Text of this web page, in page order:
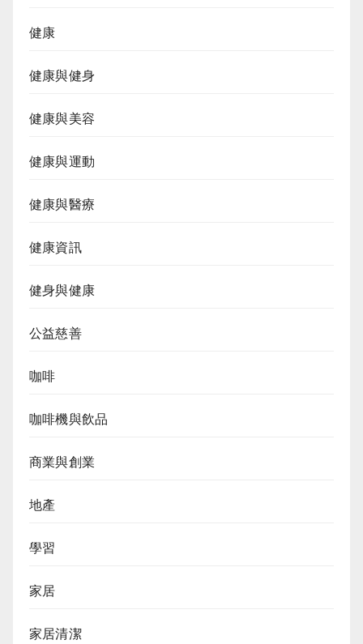
健康
健康與健身
健康與美容
健康與運動
健康與醫療
健康資訊
健身與健康
公益慈善
咖啡
咖啡機與飲品
商業與創業
地產
學習
家居
家居清潔